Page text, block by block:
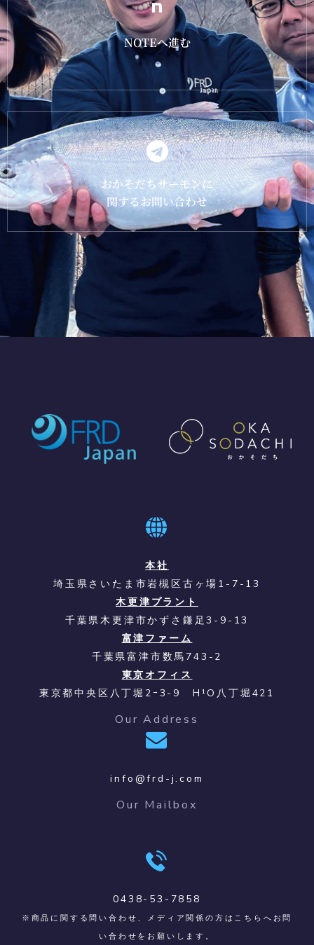
NOTEへ進む
おかそだちサーモンに
関するお問い合わせ
本社
埼玉県さいたま市岩槻区古ヶ場1-7-13
木更津プラント
千葉県木更津市かずさ鎌足3-9-13
富津ファーム
千葉県富津市数馬743-2
東京オフィス
東京都中央区八丁堀2ｰ3-9 H¹O八丁堀421
Our Address
info@frd-j.com
Our Mailbox
0438-53-7858
※商品に関する問い合わせ、メディア関係の方はこちらへお問
い合わせをお願いします。